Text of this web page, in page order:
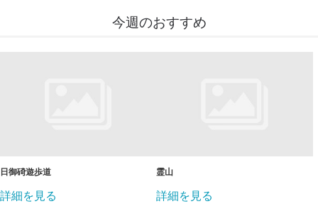
今週のおすすめ
日御碕遊歩道
詳細を見る
霊山
詳細を見る